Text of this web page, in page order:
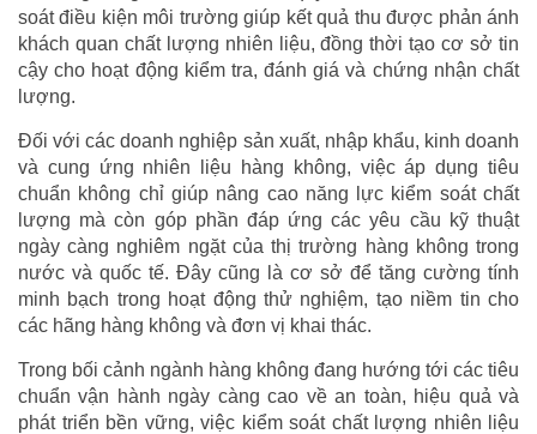
soát điều kiện môi trường giúp kết quả thu được phản ánh
khách quan chất lượng nhiên liệu, đồng thời tạo cơ sở tin
cậy cho hoạt động kiểm tra, đánh giá và chứng nhận chất
lượng.
Đối với các doanh nghiệp sản xuất, nhập khẩu, kinh doanh
và cung ứng nhiên liệu hàng không, việc áp dụng tiêu
chuẩn không chỉ giúp nâng cao năng lực kiểm soát chất
lượng mà còn góp phần đáp ứng các yêu cầu kỹ thuật
ngày càng nghiêm ngặt của thị trường hàng không trong
nước và quốc tế. Đây cũng là cơ sở để tăng cường tính
minh bạch trong hoạt động thử nghiệm, tạo niềm tin cho
các hãng hàng không và đơn vị khai thác.
Trong bối cảnh ngành hàng không đang hướng tới các tiêu
chuẩn vận hành ngày càng cao về an toàn, hiệu quả và
phát triển bền vững, việc kiểm soát chất lượng nhiên liệu